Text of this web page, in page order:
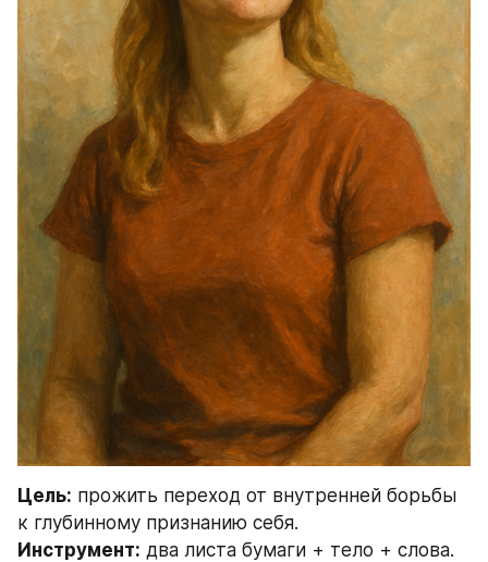
Цель: прожить переход от внутренней борьбы
к глубинному признанию себя.
Инструмент: два листа бумаги + тело + слова.